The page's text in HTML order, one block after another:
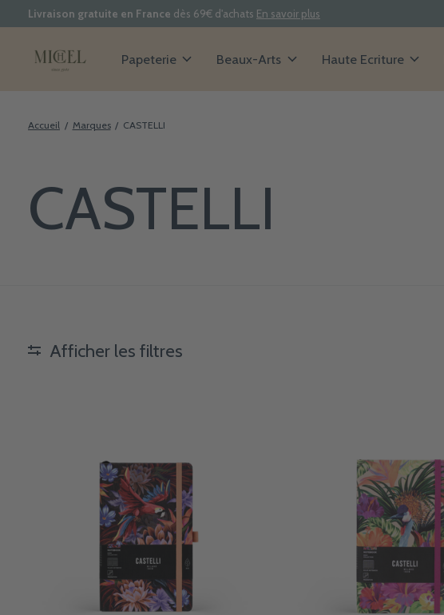
Livraison gratuite en France dès 69€ d'achats En savoir plus
Papeterie Beaux-Arts Haute Ecriture
Accueil / Marques / CASTELLI
CASTELLI
Afficher les filtres